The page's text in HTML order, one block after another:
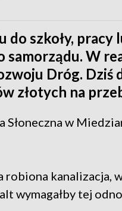
do szkoły, pracy
samorządu. W
Dróg.
złotych na
Słoneczna w
robiona kanalizacja,
wymagałby tej